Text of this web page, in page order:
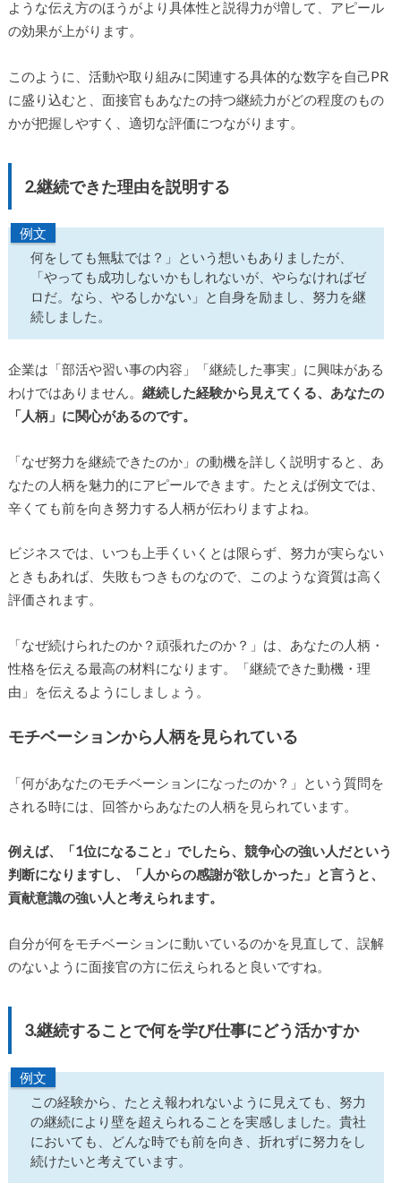
ような伝え方のほうがより具体性と説得力が増して、アピール
の効果が上がります。
このように、活動や取り組みに関連する具体的な数字を自己PR
に盛り込むと、面接官もあなたの持つ継続力がどの程度のもの
かが把握しやすく、適切な評価につながります。
2.継続できた理由を説明する
例文
何をしても無駄では？」という想いもありましたが、
「やっても成功しないかもしれないが、やらなければゼ
ロだ。なら、やるしかない」と自身を励まし、努力を継
続しました。
企業は「部活や習い事の内容」「継続した事実」に興味がある
わけではありません。 継続した経験から見えてくる、あなたの
「人柄」に関心があるのです。
「なぜ努力を継続できたのか」の動機を詳しく説明すると、あ
なたの人柄を魅力的にアピールできます。たとえば例文では、
辛くても前を向き努力する人柄が伝わりますよね。
ビジネスでは、いつも上手くいくとは限らず、努力が実らない
ときもあれば、失敗もつきものなので、このような資質は高く
評価されます。
「なぜ続けられたのか？頑張れたのか？」は、あなたの人柄・
性格を伝える最高の材料になります。「継続できた動機・理
由」を伝えるようにしましょう。
モチベーションから人柄を見られている
「何があなたのモチベーションになったのか？」という質問を
される時には、回答からあなたの人柄を見られています。
例えば、「1位になること」でしたら、競争心の強い人だという
判断になりますし、「人からの感謝が欲しかった」と言うと、
貢献意識の強い人と考えられます。
自分が何をモチベーションに動いているのかを見直して、誤解
のないように面接官の方に伝えられると良いですね。
3.継続することで何を学び仕事にどう活かすか
例文
この経験から、たとえ報われないように見えても、努力
の継続により壁を超えられることを実感しました。貴社
においても、どんな時でも前を向き、折れずに努力をし
続けたいと考えています。